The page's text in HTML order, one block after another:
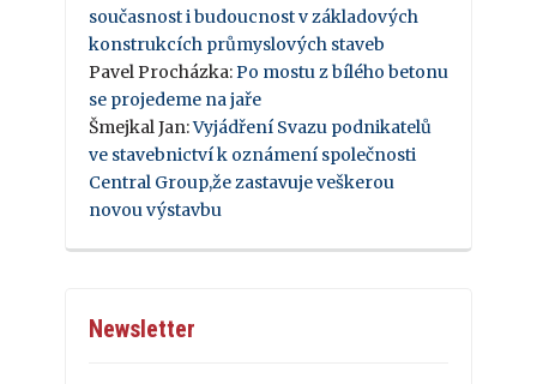
současnost i budoucnost v základových
konstrukcích průmyslových staveb
Pavel Procházka:Po mostu z bílého betonu
se projedeme na jaře
Šmejkal Jan:Vyjádření Svazu podnikatelů
ve stavebnictví k oznámení společnosti
Central Group,že zastavuje veškerou
novou výstavbu
Newsletter